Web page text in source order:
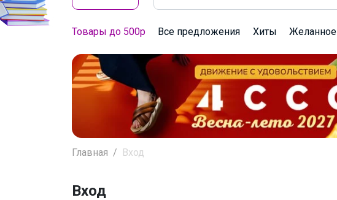
Товары до 500р Все предложения Хиты Желанное
Главная Вход
Вход